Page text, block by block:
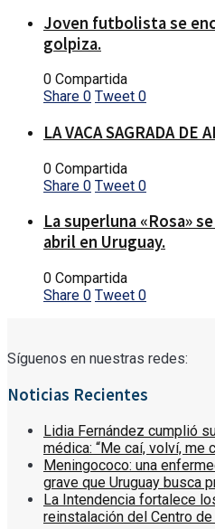
Joven futbolista se
golpiza.
0 Compartida
Share 0 Tweet 0
LA VACA SAGRADA DE
0 Compartida
Share 0 Tweet 0
La superluna «Rosa»
abril en Uruguay.
0 Compartida
Share 0 Tweet 0
Síguenos en nuestras redes:
Noticias Recientes
Lidia Fernández cumplió
médica: “Me caí, volví, me
Meningococo: una
grave que Uruguay busca
La Intendencia fortalece
reinstalación del Centro